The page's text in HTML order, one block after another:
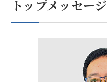
トップメッセージ